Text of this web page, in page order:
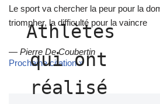
Le sport va chercher la peur pour la
triompher, la difficulté pour la vaincre
— Pierre De Coubertin
Prochaine citation »
Athlètes
qui ont
réalisé